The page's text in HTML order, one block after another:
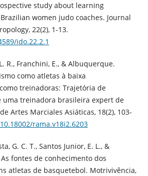
study about learning
women judo coaches. Journal
22(2), 1-13.
ido.22.2.1
R., Franchini, E., & Albuquerque.
como atletas à baixa
treinadoras: Trajetória de
uma treinadora brasileira expert de
Artes Marciales Asiáticas, 18(2), 103-
rama.v18i2.6203
G. C. T., Santos Junior, E. L., &
fontes de conhecimento dos
atletas de basquetebol. Motrivivência,